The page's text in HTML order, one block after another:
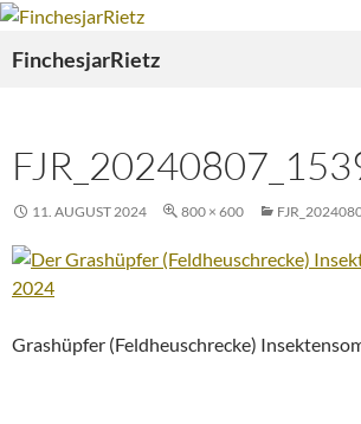
Zum
springen
FinchesjarRietz
11. AUGUST 2024 800 × 600
Grashüpfer (Feldheuschrecke)